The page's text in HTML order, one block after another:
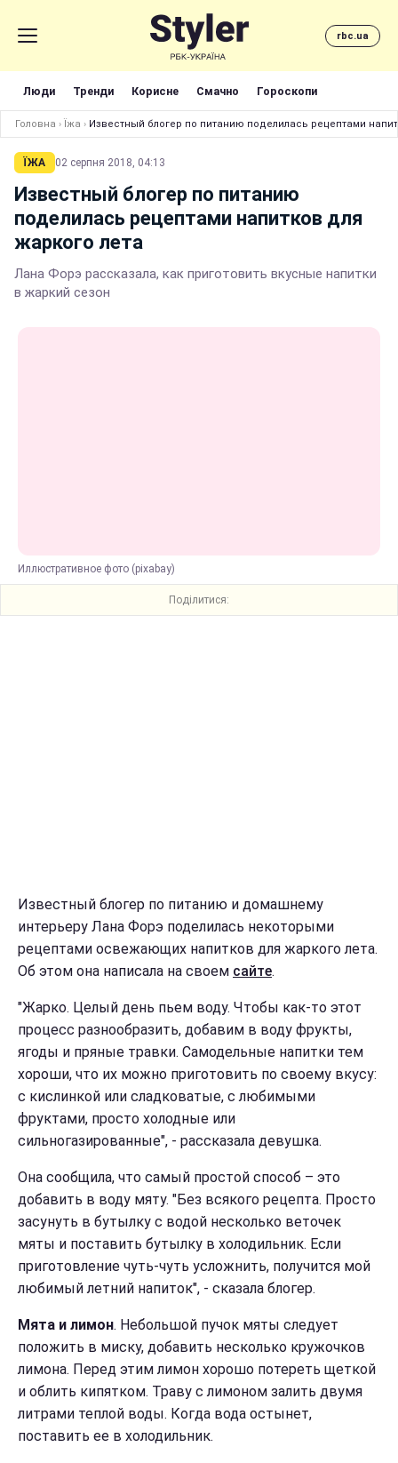
rbc.ua
Люди Тренди Корисне Смачно Гороскопи
Головна › Їжа › Известный блогер по питанию поделилась рецептами
ЇЖА 02 серпня 2018, 04:13
Известный блогер по питанию
поделилась рецептами напитков для
жаркого лета
Лана Форэ рассказала, как приготовить вкусные напитки
в жаркий сезон
Иллюстративное фото (pixabay)
Поділитися:
Известный блогер по питанию и домашнему
интерьеру Лана Форэ поделилась некоторыми
рецептами освежающих напитков для жаркого лета.
Об этом она написала на своем сайте.
"Жарко. Целый день пьем воду. Чтобы как-то этот
процесс разнообразить, добавим в воду фрукты,
ягоды и пряные травки. Самодельные напитки тем
хороши, что их можно приготовить по своему вкусу:
с кислинкой или сладковатые, с любимыми
фруктами, просто холодные или
сильногазированные", - рассказала девушка.
Она сообщила, что самый простой способ – это
добавить в воду мяту. "Без всякого рецепта. Просто
засунуть в бутылку с водой несколько веточек
мяты и поставить бутылку в холодильник. Если
приготовление чуть-чуть усложнить, получится мой
любимый летний напиток", - сказала блогер.
Мята и лимон. Небольшой пучок мяты следует
положить в миску, добавить несколько кружочков
лимона. Перед этим лимон хорошо потереть щеткой
и облить кипятком. Траву с лимоном залить двумя
литрами теплой воды. Когда вода остынет,
поставить ее в холодильник.